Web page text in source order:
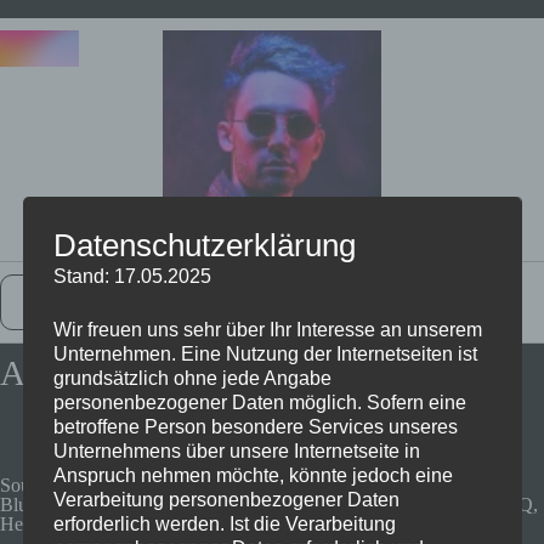
AirPods Pro alternative für 90€
Soundcore by Anker Liberty 2 Pro, True Wireless In-Ear Kopfhörer,
Bluetooth, Geräuschunterdrückung, 32 Std Akku, personalisierter EQ,
HearID, kabelloses Laden(Schwarz)
Datenschutzerklärung
Stand: 17.05.2025
Wir freuen uns sehr über Ihr Interesse an unserem
Unternehmen. Eine Nutzung der Internetseiten ist
grundsätzlich ohne jede Angabe
personenbezogener Daten möglich. Sofern eine
betroffene Person besondere Services unseres
Unternehmens über unsere Internetseite in
Anspruch nehmen möchte, könnte jedoch eine
Verarbeitung personenbezogener Daten
erforderlich werden. Ist die Verarbeitung